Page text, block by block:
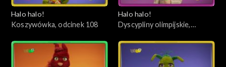
Halo halo!
Koszywówka, odcinek 108
Halo halo!
Dyscypliny olimpijskie,